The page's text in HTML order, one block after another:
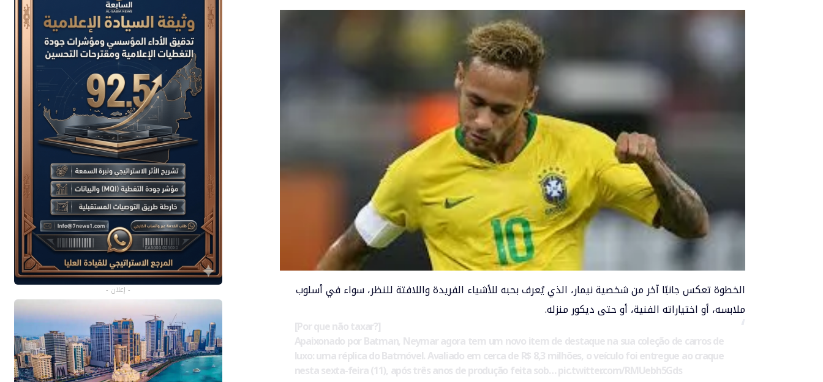
الخطوة تعكس جانبًا آخر من شخصية نيمار، الذي يُعرف بحبه للأشياء الفريدة واللافتة للنظر، سواء في أسلوب
ملابسه، أو اختياراته الفنية، أو حتى ديكور منزله.
[Por que não taxar?]
Apaixonado por Batman, Neymar agora tem um novo item de destaque na sua coleção de carros de
luxo: uma réplica do Batmóvel. Avaliado em cerca de R$ 8,3 milhões, o veículo foi entregue ao craque
nesta sexta-feira (11), após três anos de produção feita sob…pic.twitter.com/RMUebh5Gds
- إعلان -